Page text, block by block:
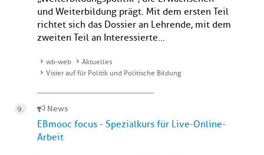
und Weiterbildung prägt. Mit dem ersten Teil
richtet sich das Dossier an Lehrende, mit dem
zweiten Teil an Interessierte...
wb-web
Aktuelles
Visier auf für Politik und Politische Bildung
News
EBmooc focus - Spezialkurs für Live-Online-
Arbeit